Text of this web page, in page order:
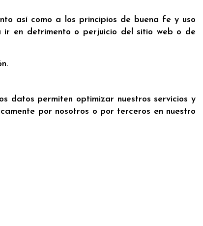
así como a los principios de buena fe y uso
en detrimento o perjuicio del sitio web o de
datos permiten optimizar nuestros servicios y
por nosotros o por terceros en nuestro